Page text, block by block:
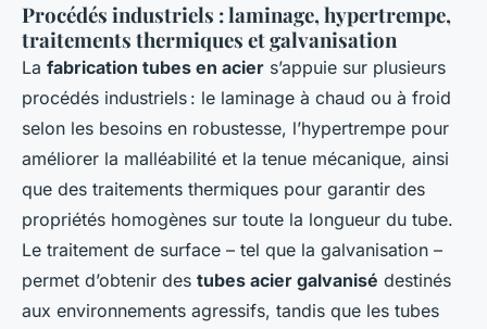
Procédés industriels : laminage, hypertrempe,
traitements thermiques et galvanisation
La fabrication tubes en acier s’appuie sur plusieurs
procédés industriels : le laminage à chaud ou à froid
selon les besoins en robustesse, l’hypertrempe pour
améliorer la malléabilité et la tenue mécanique, ainsi
que des traitements thermiques pour garantir des
propriétés homogènes sur toute la longueur du tube.
Le traitement de surface – tel que la galvanisation –
permet d’obtenir des tubes acier galvanisé destinés
aux environnements agressifs, tandis que les tubes